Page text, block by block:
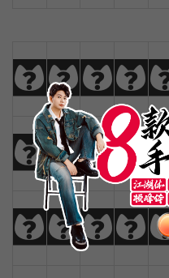
0123
!@#$
_+-=